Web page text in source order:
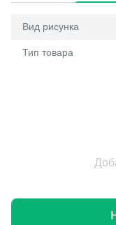
Вид рисунка
Тип товара